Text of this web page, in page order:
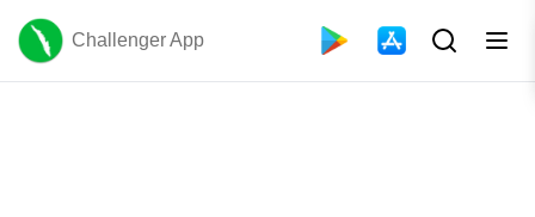
Challenger App